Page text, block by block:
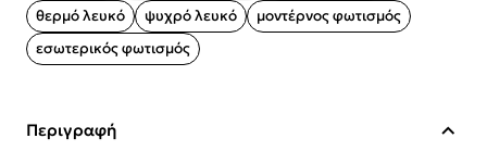
θερμό λευκό
ψυχρό λευκό
μοντέρνος φωτισμός
εσωτερικός φωτισμός
Περιγραφή